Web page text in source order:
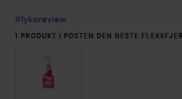
#lykoreview
1 PRODUKT I POSTEN DEN BESTE